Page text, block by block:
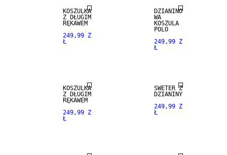
KOSZULKA
Z DŁUGIM
RĘKAWEM
249,99 Z
Ł
DZIANINO
WA
KOSZULA
POLO
249,99 Z
Ł
KOSZULKA
Z DŁUGIM
RĘKAWEM
249,99 Z
Ł
NEW
SWETER Z
DZIANINY
249,99 Z
Ł
LOOSE FIT
NEW